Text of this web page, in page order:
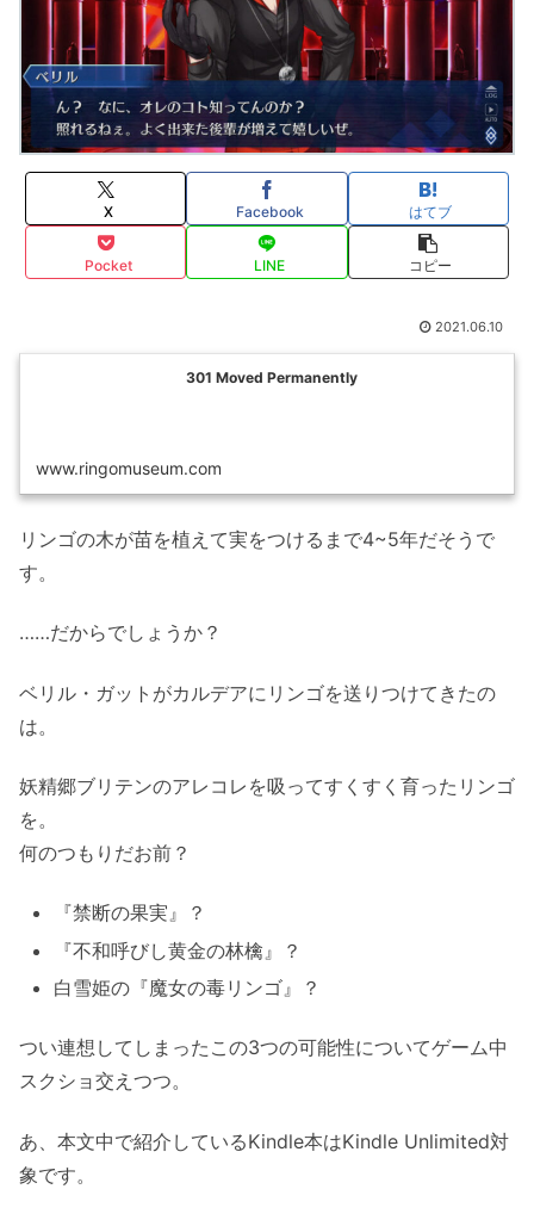
X Facebook はてブ
Pocket LINE コピー
2021.06.10
301 Moved Permanently
www.ringomuseum.com
リンゴの木が苗を植えて実をつけるまで4~5年だそうで
す。
……だからでしょうか？
ベリル・ガットがカルデアにリンゴを送りつけてきたの
は。
妖精郷ブリテンのアレコレを吸ってすくすく育ったリンゴ
を。
何のつもりだお前？
『禁断の果実』？
『不和呼びし黄金の林檎』？
白雪姫の『魔女の毒リンゴ』？
つい連想してしまったこの3つの可能性についてゲーム中
スクショ交えつつ。
あ、本文中で紹介しているKindle本はKindle Unlimited対
象です。